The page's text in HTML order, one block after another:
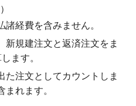
経費を含みません。
新規建注文と返済注文をま
ます。
た注文としてカウントしま
れます。